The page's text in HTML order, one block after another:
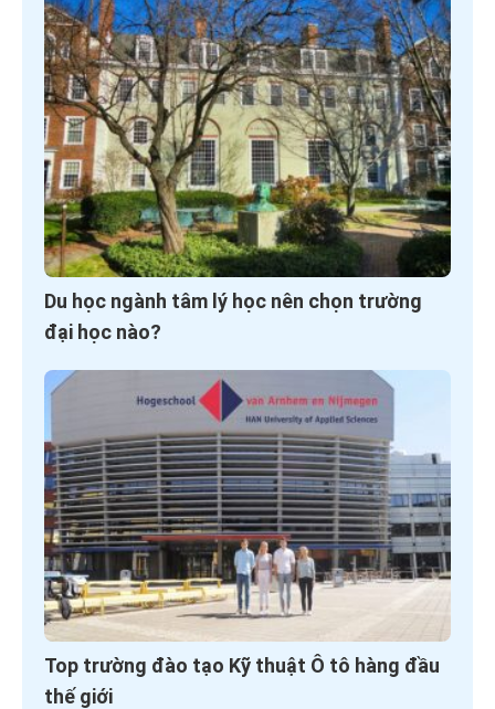
Du học ngành tâm lý học nên chọn trường
đại học nào?
Top trường đào tạo Kỹ thuật Ô tô hàng đầu
thế giới